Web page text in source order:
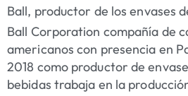
Ball, productor de los envases
Ball Corporation compañía de
americanos con presencia en
2018 como productor de
bebidas trabaja en la